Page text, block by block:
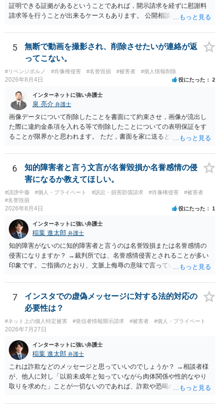
証明できる証拠があるということであれば，開示請求を経ずに慰謝料
請求等を行うことが出来るケースもあります。 公開相談の場では回答
に個別に相談されると良いでしょう。
5
無断で動画を撮影され、削除させたいが連絡が返
ってこない。
#リベンジポルノ #肖像権侵害 #名誉毀損 #被害者 #個人情報削除
2026年8月4日 役にたった 2
インターネットに強い弁護士
泉 亮介 弁護士
画像データについて削除したことを書面にて約束させ，画像が流出し
た際に違約金条項を入れる等で削除したことについての表明保証をす
ることが限界かと思われます。 ただ，書面を家に送ると家族に不貞行
除等を求めることは避けたほうが良いかと思われます。
6
知的障害者と言う文言が名誉毀損か名誉感情の侵
害になるか教えてほしい。
#誹謗中傷 #個人・プライベート #訴訟・損害賠償請求 #肖像権侵害
#被害者
#名誉毀損
2026年8月4日 役にたった 1
インターネットに強い弁護士
稲葉 進太郎 弁護士
知的障害がないのに知的障害者と言うのは名誉毀損または名誉感情の
侵害になりますか？ →裁判所では、名誉感情侵害とされることが多い
印象です。ご指摘のとおり、文脈上侮辱の意味で言っている点も加味
7
インスタでの虚偽メッセージに対する法的対応の
必要性は？
#ネット上の個人特定被害 #発信者情報開示請求 #被害者 #個人・プライベート
2026年7月27日
インターネットに強い弁護士
稲葉 進太郎 弁護士
これは詐欺などのメッセージと思っていいのでしょうか？ →相談者様
が、他人に対し「以前未成年と知っていながら肉体関係や性的なやり
取りを求めた」ことが一切ないのであれば、詐欺や恐喝の可能性が高